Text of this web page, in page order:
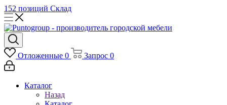
152 позиций Склад
Отложенные 0 Запрос 0
Каталог
Назад